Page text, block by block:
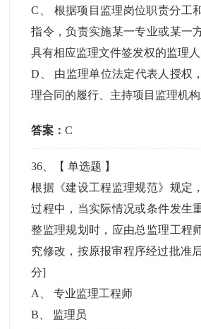
C
根据项目监理岗位职责分工
指令，负责实施某一专业或某一
具有相应监理文件签发权的监理
D
由监理单位法定代表人授权
理合同的履行、主持项目监理机
答案：C
36 、【单选题 】
根据《建设工程监理规范》规定
过程中，当实际情况或条件发生
整监理规划时，应由总监理工
究修改，按原报审程序经过批准
分]
A
、专业监理工程师
B
监理员